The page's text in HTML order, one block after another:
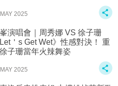
2025
演唱會｜周秀娜 VS 徐子珊
Let＇s Get Wet》性感對決！ 重
子珊當年火辣舞姿
2025